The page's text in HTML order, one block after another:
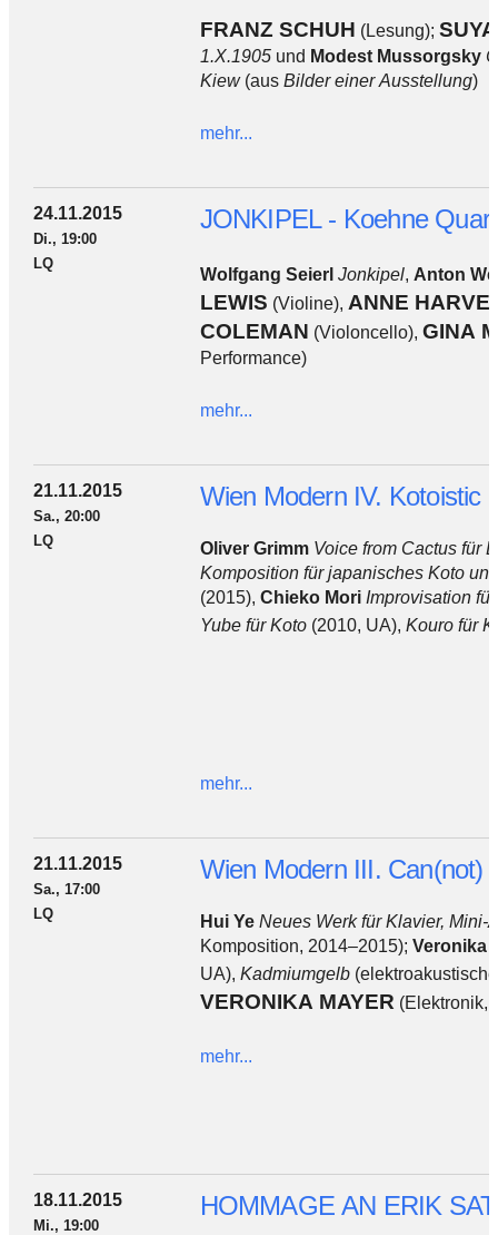
FRANZ SCHUH (Lesung);
1.X.1905und Modest Mussorgsky
Kiew(aus Bilder einer Ausstellung)
mehr...
24.11.2015
Di., 19:00
LQ
JONKIPEL - Koehne
Wolfgang Seierl Jonkipel, Anton
LEWIS (Violine), ANNE
COLEMAN (Violoncello), GINA
Performance)
mehr...
21.11.2015
Sa., 20:00
LQ
Wien Modern IV. Kotoistic
Oliver Grimm Voice from Cactus für
Komposition für japanisches Koto
(2015), Chieko Mori Improvisation
Yube für Koto(2010, UA), Kouro für
mehr...
21.11.2015
Sa., 17:00
LQ
Wien Modern III. Can(not)
Hui Ye Neues Werk für Klavier, Mini-
Komposition, 2014–2015); Veronika
UA), Kadmiumgelb
VERONIKA MAYER (Elektronik,
mehr...
18.11.2015
Mi., 19:00
HOMMAGE AN ERIK